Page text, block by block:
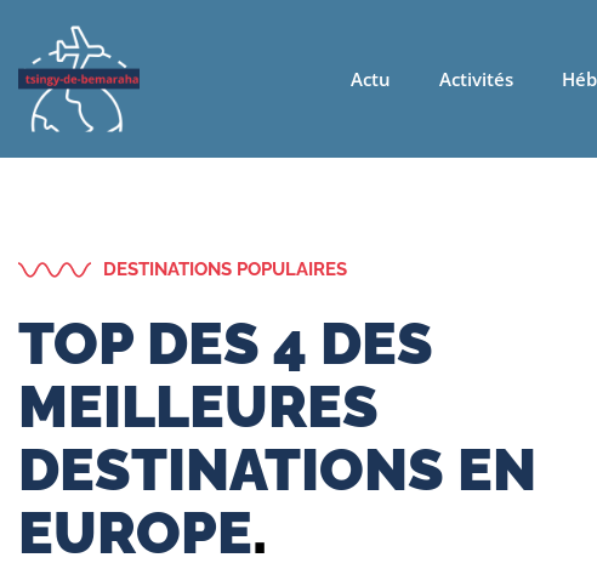
Actu Activités
DESTINATIONS POPULAIRES
TOP DES 4 DES
MEILLEURES
DESTINATIONS EN
EUROPE.